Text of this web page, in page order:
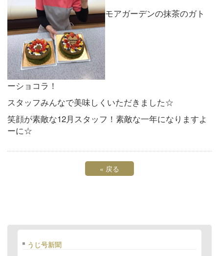
モアガーデンの抹茶のガト
ーショコラ！
スタッフみんなで美味しくいただきました☆
笑顔が素敵な12月スタッフ！素敵な一年になりますよ
ーに☆
« 戻る
うじ号新聞